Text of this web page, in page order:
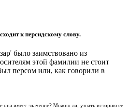
к персидскому слову.
было заимствовано из
этой фамилии не стоит
персом или, как говорили в
она имеет значение? Можно ли, узнать историю её